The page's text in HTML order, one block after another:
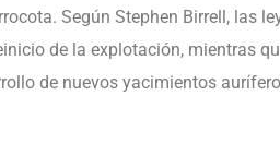
Según Stephen Birrell, las
de la explotación, mientras
de nuevos yacimientos